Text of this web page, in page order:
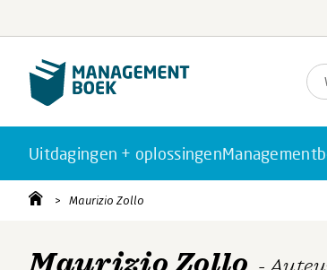
Uitdagingen + oplossingen
Maurizio Zollo
Maurizio Zollo